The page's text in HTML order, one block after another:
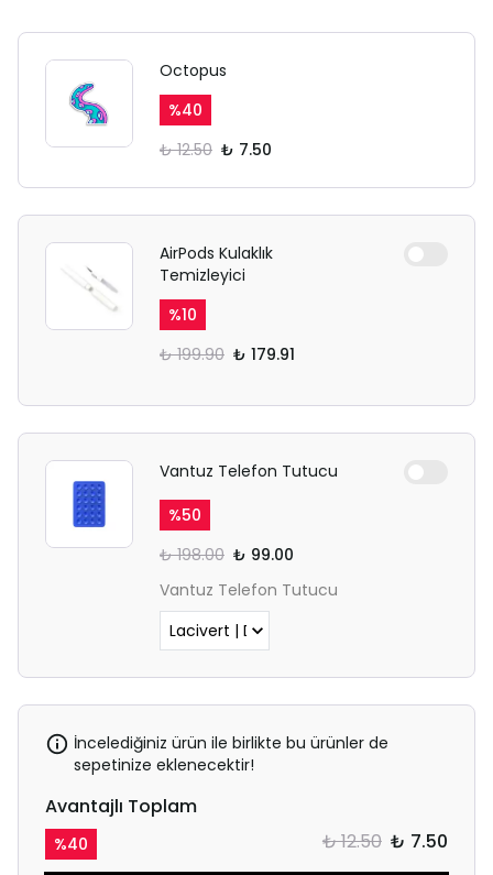
Octopus
%40
₺ 12.50 ₺ 7.50
AirPods Kulaklık
Temizleyici
%10
₺ 199.90 ₺ 179.91
Vantuz Telefon Tutucu
%50
₺ 198.00 ₺ 99.00
Vantuz Telefon Tutucu
İncelediğiniz ürün ile birlikte bu ürünler de
sepetinize eklenecektir!
Avantajlı Toplam
%40 ₺ 12.50 ₺ 7.50